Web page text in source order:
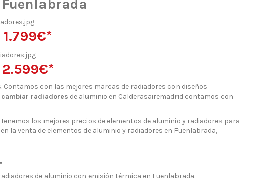
1.799€*
2.599€*
con las mejores marcas de radiadores con diseños
cambiar radiadores de aluminio en Calderasairemadrid contamos con
los mejores precios de elementos de aluminio y radiadores para
la venta de elementos de aluminio y radiadores en Fuenlabrada,
de aluminio con emisión térmica en Fuenlabrada.